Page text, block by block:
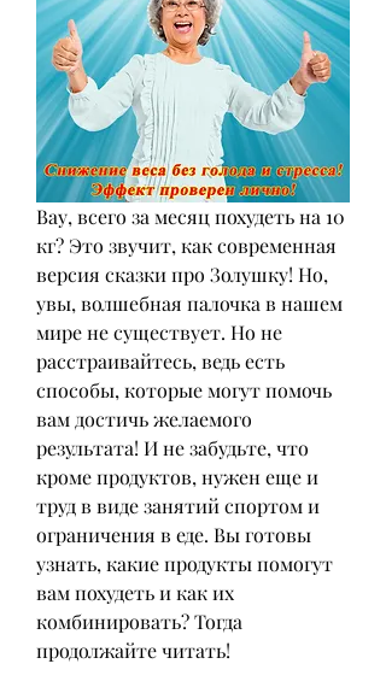
Вау, всего за месяц похудеть на 10
кг? Это звучит, как современная
версия сказки про Золушку! Но,
увы, волшебная палочка в нашем
мире не существует. Но не
расстраивайтесь, ведь есть
способы, которые могут помочь
вам достичь желаемого
результата! И не забудьте, что
кроме продуктов, нужен еще и
труд в виде занятий спортом и
ограничения в еде. Вы готовы
узнать, какие продукты помогут
вам похудеть и как их
комбинировать? Тогда
продолжайте читать!